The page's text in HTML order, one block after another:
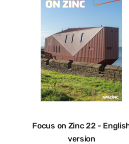
Focus on Zinc 22 -
version